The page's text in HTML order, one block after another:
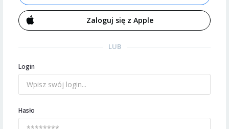
Zaloguj się z Apple
LUB
Login
Hasło